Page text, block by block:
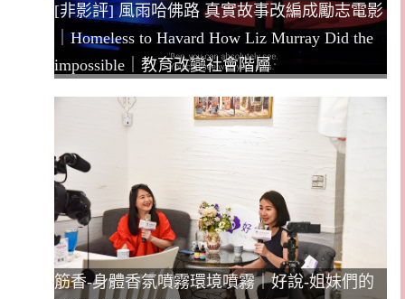
[非影評] 風雨哈佛路 真實故事改編成勵志電影
｜Homeless to Havard How Liz Murray Did the
impossible｜教育改變社會階層
筋香-身體香氛噴霧環境噴霧｜好說-姐妹們的